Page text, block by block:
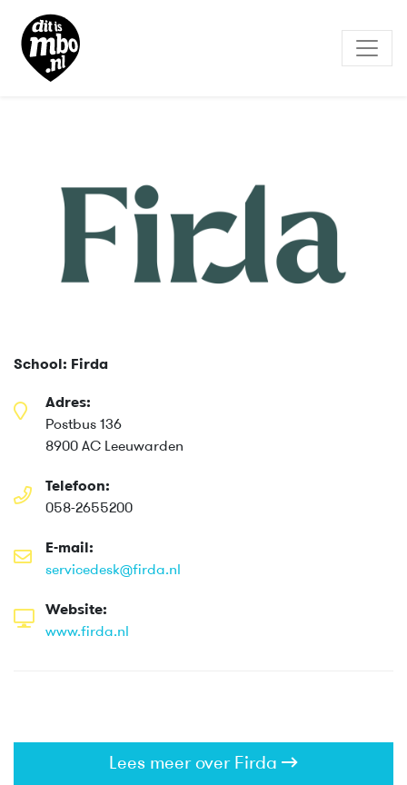
School: Firda
Adres:
Postbus 136
8900 AC Leeuwarden
Telefoon:
058-2655200
E-mail:
servicedesk@firda.nl
Website:
www.firda.nl
Lees meer over Firda